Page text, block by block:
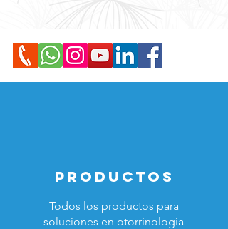
Productos
Todos los productos para
soluciones en otorrinologia